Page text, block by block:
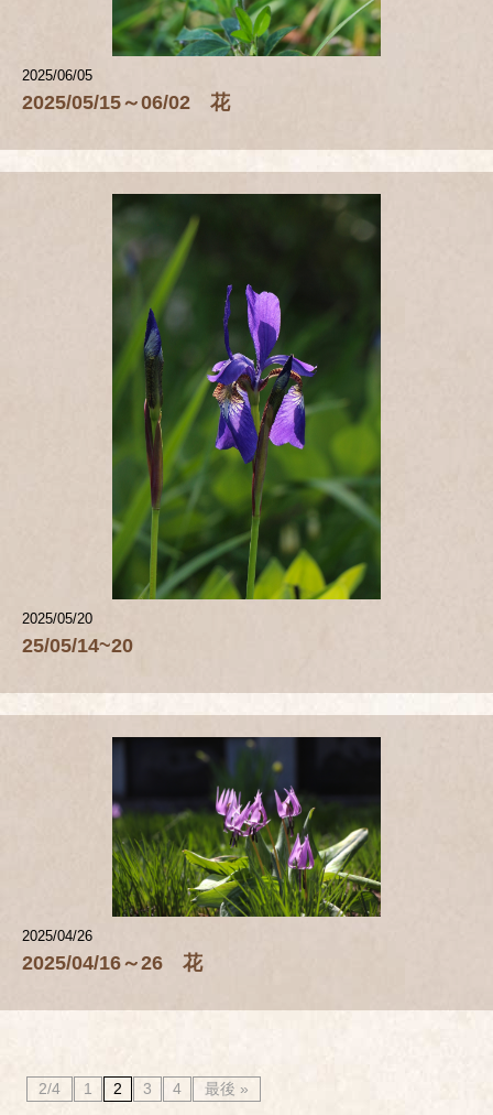
2025/06/05
2025/05/15～06/02 花
2025/05/20
25/05/14~20
2025/04/26
2025/04/16～26 花
2/4 1 2 3 4 最後 »